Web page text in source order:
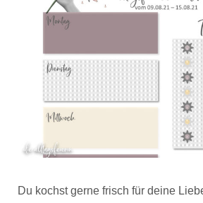
Du kochst gerne frisch für deine